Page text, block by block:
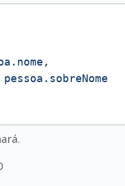
,
pessoa.sobreNome